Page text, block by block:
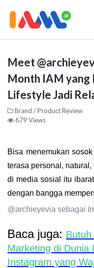
Meet
Month IAM yang
Lifestyle Jadi
Brand / Product Review
679 Views
Bisa menemukan
terasa personal,
di media sosial itu
dengan bangga
@archieyevia sebagai
Baca juga:
Marketing di Dunia
Instagram yang